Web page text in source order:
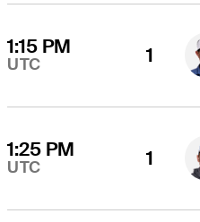
1:15 PM
UTC 1
1:25 PM
UTC 1